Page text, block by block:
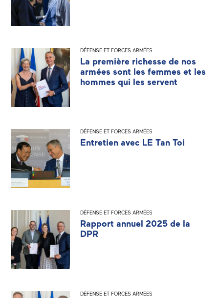
DÉFENSE ET FORCES ARMÉES
La première richesse de nos
armées sont les femmes et les
hommes qui les servent
DÉFENSE ET FORCES ARMÉES
Entretien avec LE Tan Toi
DÉFENSE ET FORCES ARMÉES
Rapport annuel 2025 de la
DPR
DÉFENSE ET FORCES ARMÉES